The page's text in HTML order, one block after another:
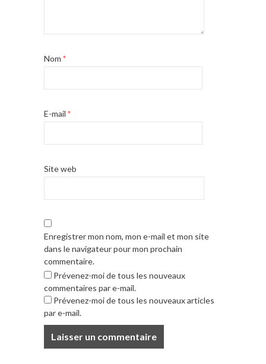
Nom *
E-mail *
Site web
Enregistrer mon nom, mon e-mail et mon site
dans le navigateur pour mon prochain
commentaire.
Prévenez-moi de tous les nouveaux
commentaires par e-mail.
Prévenez-moi de tous les nouveaux articles
par e-mail.